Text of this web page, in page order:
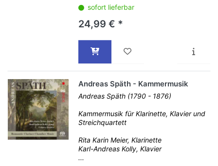
sofort lieferbar
24,99 € *
Andreas Späth - Kammermusik
Andreas Späth (1790 - 1876)
Kammermusik für Klarinette, Klavier und
Streichquartett
Rita Karin Meier, Klarinette
Karl-Andreas Kolly, Klavier
...